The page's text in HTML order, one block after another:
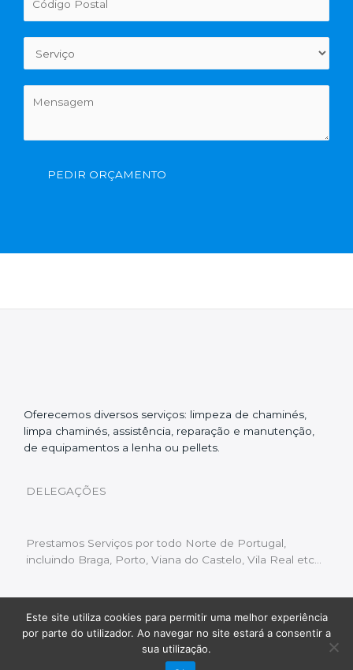
PEDIR ORÇAMENTO
Oferecemos diversos serviços: limpeza de chaminés,
limpa chaminés, assistência, reparação e manutenção,
de equipamentos a lenha ou pellets.
DELEGAÇÕES
Prestamos Serviços por todo Norte de Portugal,
incluindo Braga, Porto, Viana do Castelo, Vila Real etc…
Livro de Reclamações | Política de Privacidade
Copyright © 2022 Limpeza Chaminés | Desenvolvido
Fluxo Digital – a inovar a web
Este site utiliza cookies para permitir uma melhor experiência
por parte do utilizador. Ao navegar no site estará a consentir a
sua utilização.